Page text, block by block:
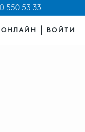
550 53 33
ОНЛАЙН ВОЙТИ